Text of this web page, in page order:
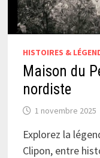
HISTOIRES &
Maison du
nordiste
1 novembre 2025
Explorez la
Clipon, entre